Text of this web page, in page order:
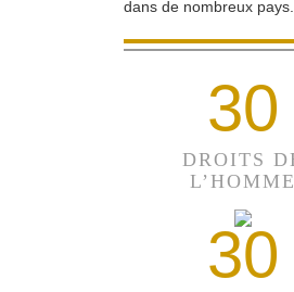
dans de nombreux pays.
30
DROITS
L’HOMME
30